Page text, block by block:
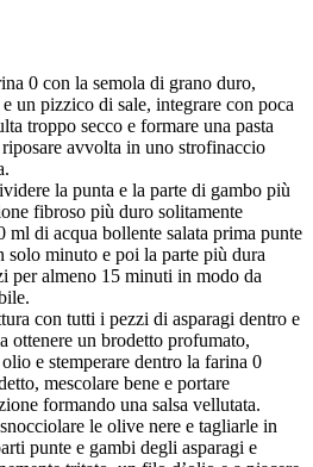
0 con la semola di grano duro,
un pizzico di sale, integrare con poca
troppo secco e formare una pasta
avvolta in uno strofinaccio
la punta e la parte di gambo più
fibroso più duro solitamente
ml di acqua bollente salata prima punte
solo minuto e poi la parte più dura
per almeno 15 minuti in modo da
con tutti i pezzi di asparagi dentro e
ottenere un brodetto profumato,
e stemperare dentro la farina 0
mescolare bene e portare
formando una salsa vellutata.
le olive nere e tagliarle in
punte e gambi degli asparagi e